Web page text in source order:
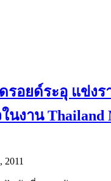
อยด์ระอุ แข่งร
นงาน Thailand
2011